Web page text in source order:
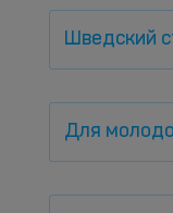
Шведский
Для